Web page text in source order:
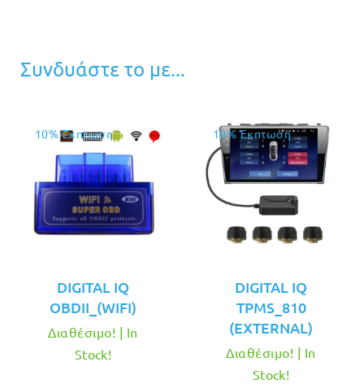
Συνδυάστε το με...
10% Έκπτωση
DIGITAL IQ
OBDII_(WIFI)
Διαθέσιμο! | In
Stock!
10% Έκπτωση
DIGITAL IQ
TPMS_810
(EXTERNAL)
Διαθέσιμο! | In
Stock!